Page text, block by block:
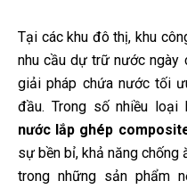
Tại các khu đô thị, khu
nhu cầu dự trữ nước ngày
giải pháp chứa nước tối
đầu. Trong số nhiều
nước lắp ghép
sự bền bỉ, khả năng chống
trong những sản phẩm